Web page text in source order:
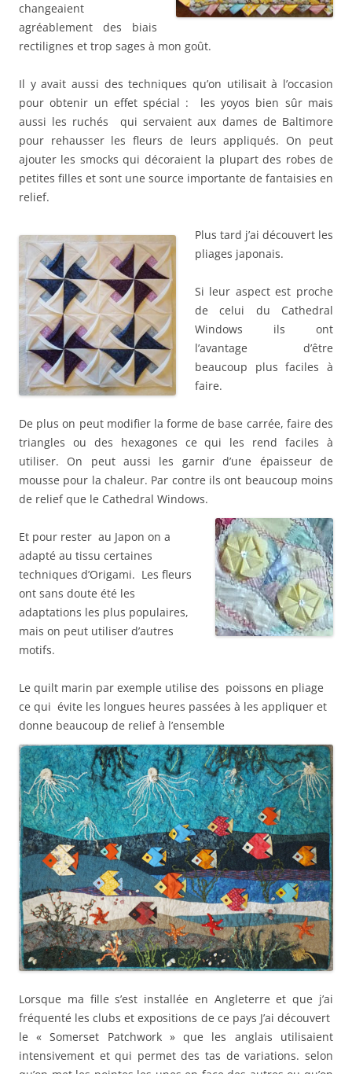
changeaient
agréablement des biais
rectilignes et trop sages à mon goût.
Il y avait aussi des techniques qu’on utilisait à l’occasion
pour obtenir un effet spécial : les yoyos bien sûr mais
aussi les ruchés qui servaient aux dames de Baltimore
pour rehausser les fleurs de leurs appliqués. On peut
ajouter les smocks qui décoraient la plupart des robes de
petites filles et sont une source importante de fantaisies en
relief.
Plus tard j’ai découvert les
pliages japonais.
Si leur aspect est proche
de celui du Cathedral
Windows ils ont
l’avantage d’être
beaucoup plus faciles à
faire.
De plus on peut modifier la forme de base carrée, faire des
triangles ou des hexagones ce qui les rend faciles à
utiliser. On peut aussi les garnir d’une épaisseur de
mousse pour la chaleur. Par contre ils ont beaucoup moins
de relief que le Cathedral Windows.
Et pour rester au Japon on a
adapté au tissu certaines
techniques d’Origami. Les fleurs
ont sans doute été les
adaptations les plus populaires,
mais on peut utiliser d’autres
motifs.
Le quilt marin par exemple utilise des poissons en pliage
ce qui évite les longues heures passées à les appliquer et
donne beaucoup de relief à l’ensemble
Lorsque ma fille s’est installée en Angleterre et que j’ai
fréquenté les clubs et expositions de ce pays J’ai découvert
le « Somerset Patchwork » que les anglais utilisaient
intensivement et qui permet des tas de variations. selon